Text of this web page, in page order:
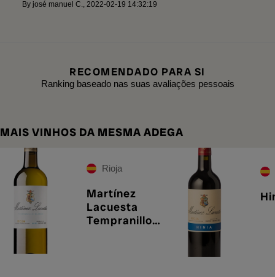
By josé manuel C. 2022-02-19 14:32:19
RECOMENDADO PARA SI
Ranking baseado nas suas avaliações pessoais
MAIS VINHOS DA MESMA ADEGA
Rioja
Martínez
Lacuesta
Tempranillo